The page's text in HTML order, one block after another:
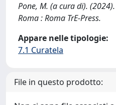
Pone, M. (a cura di).
Roma : Roma TrE-Press.
Appare nelle tipologie:
7.1 Curatela
File in questo prodotto: